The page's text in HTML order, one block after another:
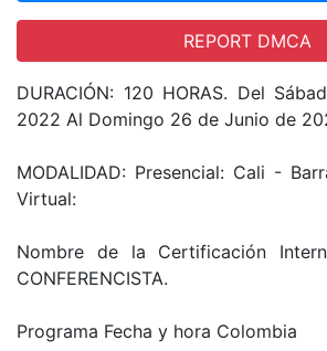
REPORT DMCA
DURACIÓN: 120 HORAS. Del
2022 Al Domingo 26 de Junio de
MODALIDAD: Presencial: Cali -
Virtual:
Nombre de la Certificación
CONFERENCISTA.
Programa Fecha y hora Colombia